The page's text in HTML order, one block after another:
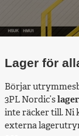
Lager för
Börjar
3PL Nordic’slager
inte räcker till. Ni
externa